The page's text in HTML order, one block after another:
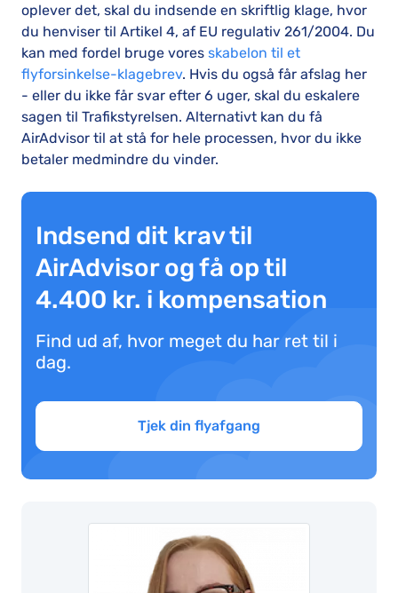
oplever det, skal du indsende en skriftlig klage, hvor
du henviser til Artikel 4, af EU regulativ 261/2004. Du
kan med fordel bruge vores skabelon til et
flyforsinkelse-klagebrev. Hvis du også får afslag her
- eller du ikke får svar efter 6 uger, skal du eskalere
sagen til Trafikstyrelsen. Alternativt kan du få
AirAdvisor til at stå for hele processen, hvor du ikke
betaler medmindre du vinder.
Indsend dit krav til
AirAdvisor og få op til
4.400 kr. i kompensation
Find ud af, hvor meget du har ret til i
dag.
Tjek din flyafgang